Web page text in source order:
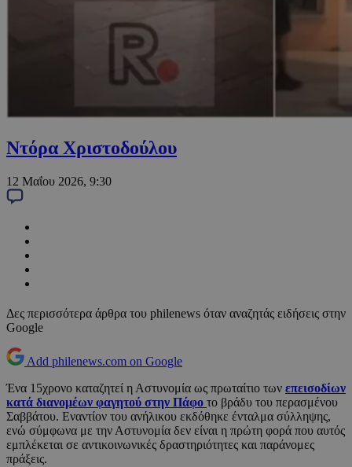
Ντόρα Χριστοδούλου
12 Μαΐου 2026, 9:30
Δες περισσότερα άρθρα του philenews όταν αναζητάς ειδήσεις στην
Google
Add philenews.com on Google
Ένα 15χρονο καταζητεί η Αστυνομία ως πρωταίτιο των επεισοδίων
κατά διανομέων φαγητού στην Πάφο το βράδυ του περασμένου
Σαββάτου. Εναντίον του ανήλικου εκδόθηκε ένταλμα σύλληψης,
ενώ σύμφωνα με την Αστυνομία δεν είναι η πρώτη φορά που αυτός
εμπλέκεται σε αντικοινωνικές δραστηριότητες και παράνομες
πράξεις.